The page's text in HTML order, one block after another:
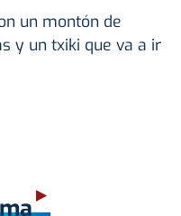
un montón de
y un txiki que va a ir